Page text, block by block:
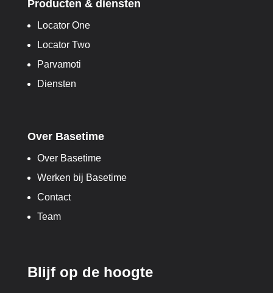
Producten & diensten
Locator One
Locator Two
Parvamoti
Diensten
Over Basetime
Over Basetime
Werken bij Basetime
Contact
Team
Blijf op de hoogte